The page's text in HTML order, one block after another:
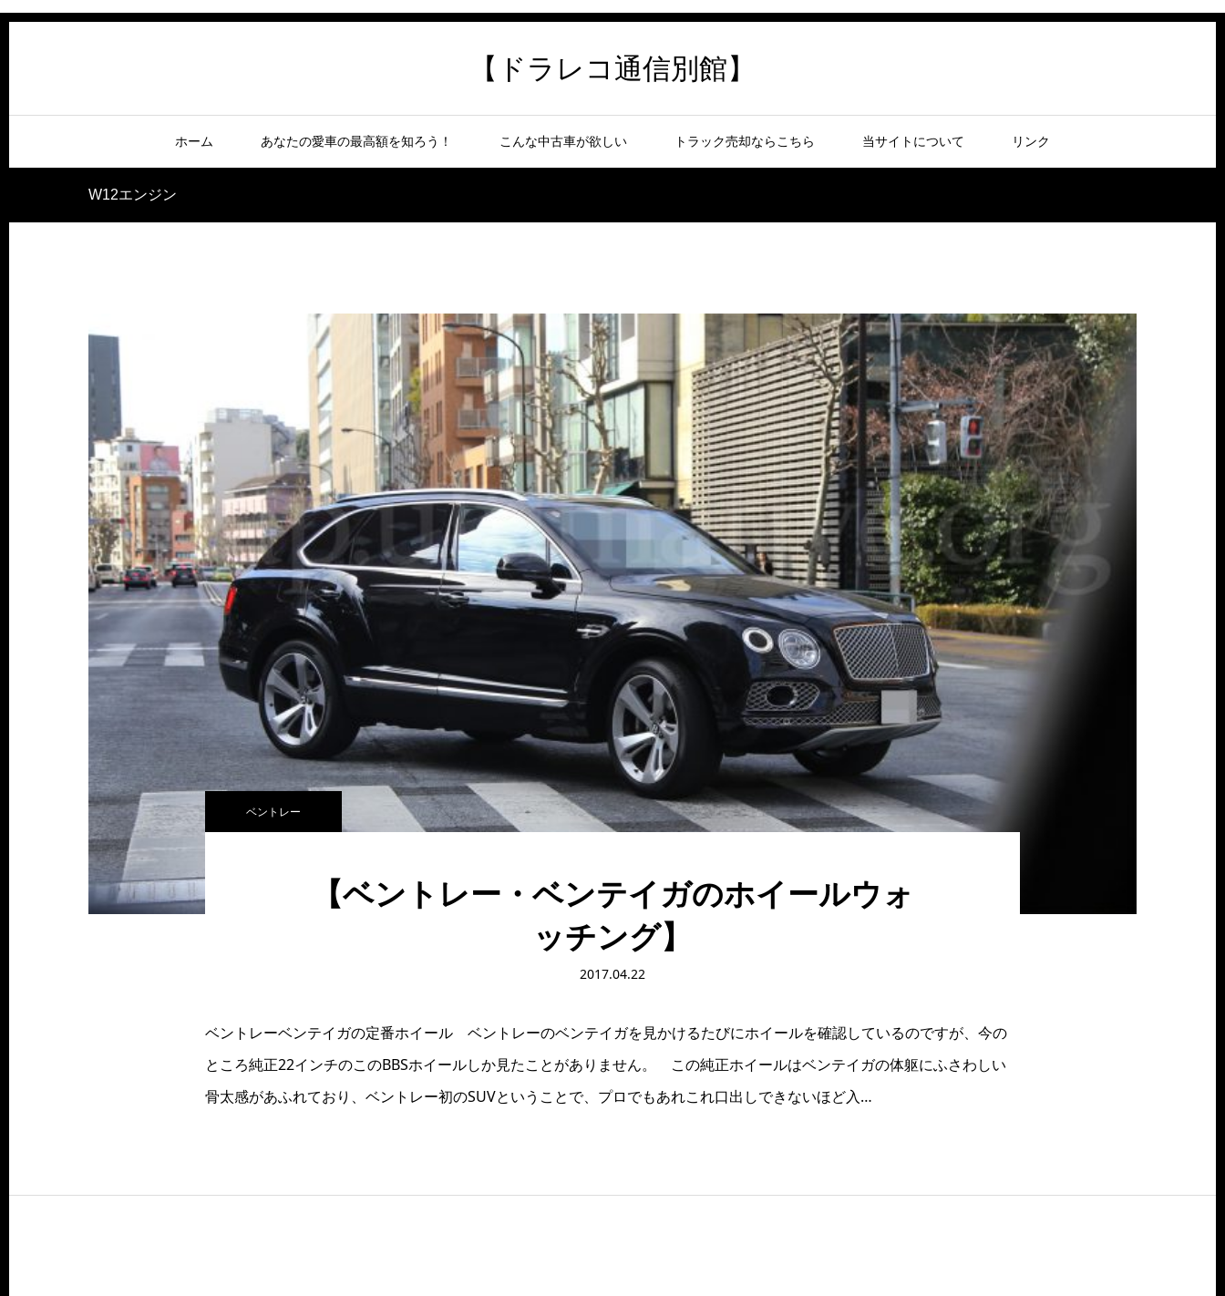
【ドラレコ通信別館】
ホーム あなたの愛車の最高額を知ろう！ こんな中古車が欲しい トラック売却ならこちら 当サイトについて リンク
W12エンジン
ベントレー
【ベントレー・ベンテイガのホイールウォ
ッチング】
2017.04.22
ベントレーベンテイガの定番ホイール ベントレーのベンテイガを見かけるたびにホイールを確認しているのですが、今の
ところ純正22インチのこのBBSホイールしか見たことがありません。 この純正ホイールはベンテイガの体躯にふさわしい
骨太感があふれており、ベントレー初のSUVということで、プロでもあれこれ口出しできないほど入…